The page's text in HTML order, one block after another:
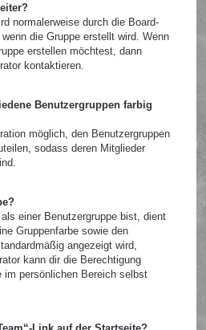
normalerweise durch die Board-
die Gruppe erstellt wird. Wenn
erstellen möchtest, dann
kontaktieren.
Benutzergruppen farbig
möglich, den Benutzergruppen
sodass deren Mitglieder
einer Benutzergruppe bist, dient
Gruppenfarbe sowie den
angezeigt wird,
kann dir die Berechtigung
im persönlichen Bereich selbst